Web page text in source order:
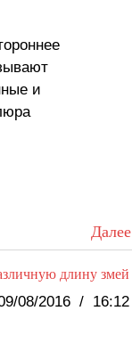
и
Далее
длину змей
08/2016 / 16:12